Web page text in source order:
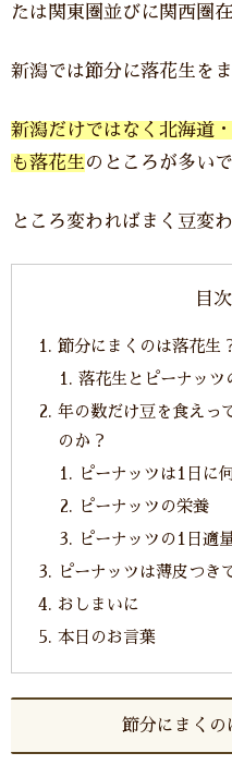
たは関東圏並びに関西圏
新潟では節分に落花生をま
新潟だけではなく北海道
も落花生 のところが多いで
ところ変わればまく豆変
目次
節分にまくのは落花生
落花生とピーナッツ
年の数だけ豆を食えっ
のか？
ピーナッツは1日に
ピーナッツの栄養
ピーナッツの1日適
ピーナッツは薄皮つき
おしまいに
本日のお言葉
節分にまくの